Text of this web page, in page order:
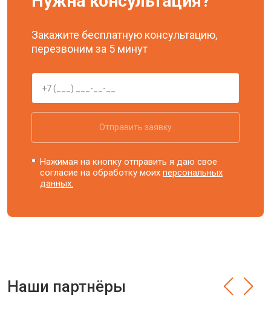
Закажите бесплатную консультацию,
перезвоним за 5 минут
Отправить заявку
Нажимая на кнопку отправить я даю свое
согласие на обработку моихперсональных
данных.
Наши партнёры